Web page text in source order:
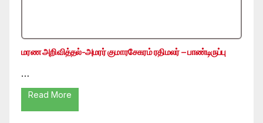
மரண அறிவித்தல்-அமரர் குமாரசேகரம் ரதிமலர் – பாண்டிருப்பு
…
Read More